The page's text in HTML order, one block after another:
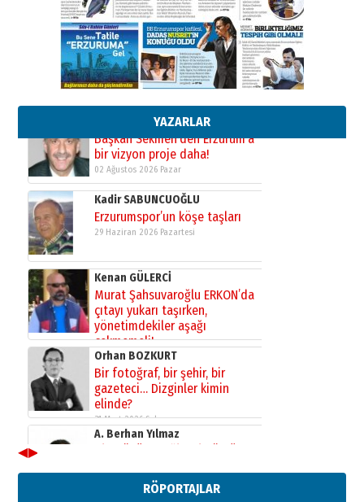
YAZARLAR
Ardında bıraktığı hatıralarıyla
gönül adamı Faruk Terzioğlu!
13 Mayıs 2026 Çarşamba
Esat BİNDESEN
Başkan Sekmen’den Erzurum’a
bir vizyon proje daha!
02 Ağustos 2026 Pazar
Kadir SABUNCUOĞLU
Erzurumspor’un köşe taşları
Kenan GÜLERCİ
çıtayı yukarı taşırken,
yönetimdekiler aşağı
çekmemeli!
17 Şubat 2026 SalıOrhan BOZKURT
Bir fotoğraf, bir şehir, bir
gazeteci… Dizginler kimin
elinde?
31 Mart 2026 Salı
A. Berhan Yılmaz
BİR BÖLÜM DEĞİL, BİR ÖMÜR
SEÇİYORSUNUZ… “NEDEN
ATATÜRK ÜNİVERSİTESİ?”
28 Temmuz 2026 Salı
Ahmed Yesevi’den bir Alperen…
”Reisimiz” idi… Hakka yürüdü.!
◀▶
RÖPORTAJLAR